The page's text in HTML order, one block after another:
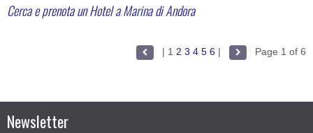
Cerca e prenota un Hotel a Marina di Andora
| 1 2 3 4 5 6 | Page 1 of 6
Newsletter